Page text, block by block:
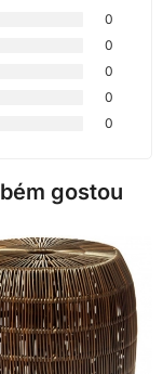
0
0
0
0
0
gostou